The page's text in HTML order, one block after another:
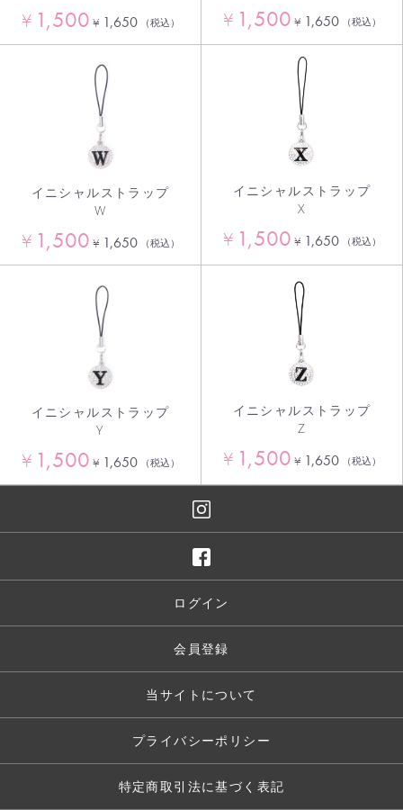
¥ 1,500 ¥ 1,650 （税込） ¥ 1,500 ¥ 1,650 （税込）
イニシャルストラップ
W
¥ 1,500 ¥ 1,650 （税込）
イニシャルストラップ
X
¥ 1,500 ¥ 1,650 （税込）
イニシャルストラップ
Y
¥ 1,500 ¥ 1,650 （税込）
イニシャルストラップ
Z
¥ 1,500 ¥ 1,650 （税込）
ログイン
会員登録
当サイトについて
プライバシーポリシー
特定商取引法に基づく表記